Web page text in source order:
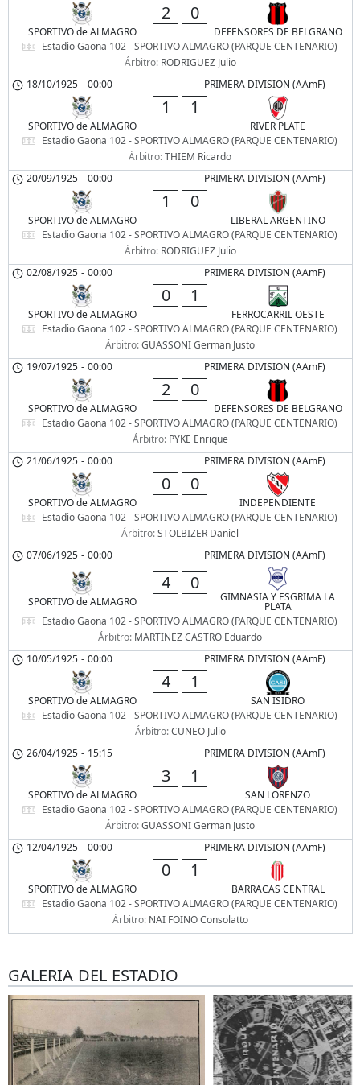
SPORTIVO de ALMAGRO
2 0
DEFENSORES DE BELGRANO
Estadio Gaona 102 - SPORTIVO ALMAGRO (PARQUE CENTENARIO)
Árbitro: RODRIGUEZ Julio
PRIMERA DIVISION (AAmF)
18/10/1925 - 00:00
SPORTIVO de ALMAGRO
1 1
RIVER PLATE
Estadio Gaona 102 - SPORTIVO ALMAGRO (PARQUE CENTENARIO)
Árbitro:THIEM Ricardo
PRIMERA DIVISION (AAmF)
20/09/1925 - 00:00
SPORTIVO de ALMAGRO
1 0
LIBERAL ARGENTINO
Estadio Gaona 102 - SPORTIVO ALMAGRO (PARQUE CENTENARIO)
Árbitro: RODRIGUEZ Julio
PRIMERA DIVISION (AAmF)
02/08/1925 - 00:00
SPORTIVO de ALMAGRO
0 1
FERROCARRIL OESTE
Estadio Gaona 102 - SPORTIVO ALMAGRO (PARQUE CENTENARIO)
Árbitro:GUASSONI German Justo
PRIMERA DIVISION (AAmF)
19/07/1925 - 00:00
SPORTIVO de ALMAGRO
2 0
DEFENSORES DE BELGRANO
Estadio Gaona 102 - SPORTIVO ALMAGRO (PARQUE CENTENARIO)
Árbitro: PYKE Enrique
PRIMERA DIVISION (AAmF)
21/06/1925 - 00:00
SPORTIVO de ALMAGRO
0 0
INDEPENDIENTE
Estadio Gaona 102 - SPORTIVO ALMAGRO (PARQUE CENTENARIO)
Árbitro:STOLBIZER Daniel
PRIMERA DIVISION (AAmF)
07/06/1925 - 00:00
SPORTIVO de ALMAGRO
4 0
GIMNASIA Y ESGRIMA LA
PLATA
Estadio Gaona 102 - SPORTIVO ALMAGRO (PARQUE CENTENARIO)
Árbitro: MARTINEZ CASTRO Eduardo
PRIMERA DIVISION (AAmF)
10/05/1925 - 00:00
SPORTIVO de ALMAGRO
4 1
SAN ISIDRO
Estadio Gaona 102 - SPORTIVO ALMAGRO (PARQUE CENTENARIO)
Árbitro:CUNEO Julio
PRIMERA DIVISION (AAmF)
26/04/1925 - 15:15
SPORTIVO de ALMAGRO
3 1
SAN LORENZO
Estadio Gaona 102 - SPORTIVO ALMAGRO (PARQUE CENTENARIO)
Árbitro:GUASSONI German Justo
PRIMERA DIVISION (AAmF)
12/04/1925 - 00:00
SPORTIVO de ALMAGRO
0 1
BARRACAS CENTRAL
Estadio Gaona 102 - SPORTIVO ALMAGRO (PARQUE CENTENARIO)
Árbitro: NAI FOINO Consolatto
GALERIA DEL ESTADIO